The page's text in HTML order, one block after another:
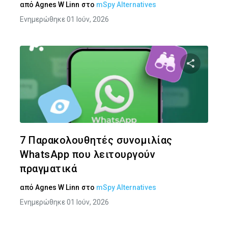
από Agnes W Linn στο mSpy Alternatives
Ενημερώθηκε 01 Ιούν, 2026
7 Παρακολουθητές συνομιλίας
WhatsApp που λειτουργούν
πραγματικά
από Agnes W Linn στο mSpy Alternatives
Ενημερώθηκε 01 Ιούν, 2026